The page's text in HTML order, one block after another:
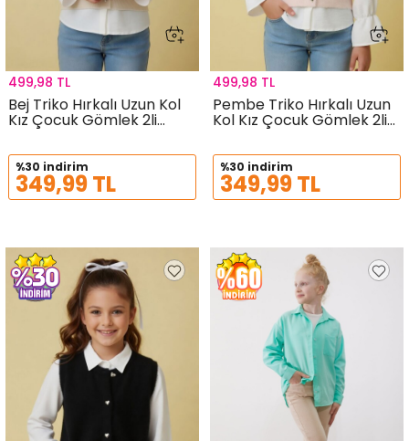
Bej Triko Hırkalı Uzun Kol
Kız Çocuk Gömlek 2li
499,98 TL
%30 indirim
349,99 TL
Pembe Triko Hırkalı Uzun
Kol Kız Çocuk Gömlek 2li
Takım 24145
499,98 TL
%30 indirim
349,99 TL